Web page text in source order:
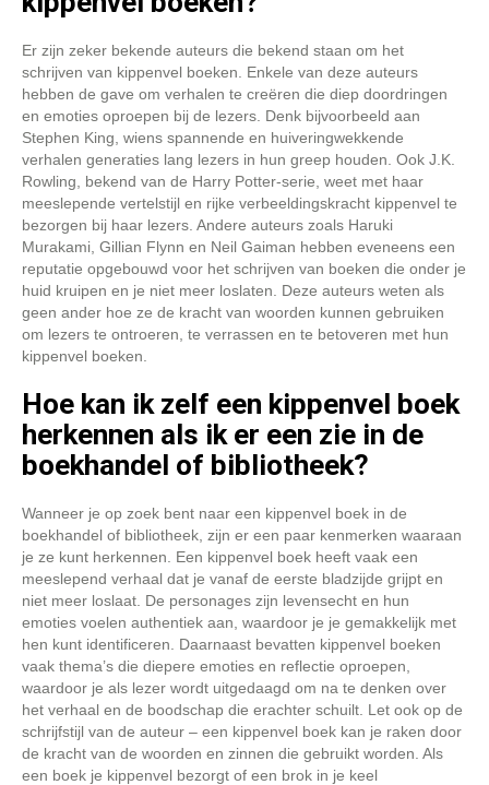
Er zijn zeker bekende auteurs die bekend staan om het
schrijven van kippenvel boeken. Enkele van deze auteurs
hebben de gave om verhalen te creëren die diep doordringen
en emoties oproepen bij de lezers. Denk bijvoorbeeld aan
Stephen King, wiens spannende en huiveringwekkende
verhalen generaties lang lezers in hun greep houden. Ook J.K.
Rowling, bekend van de Harry Potter-serie, weet met haar
meeslepende vertelstijl en rijke verbeeldingskracht kippenvel te
bezorgen bij haar lezers. Andere auteurs zoals Haruki
Murakami, Gillian Flynn en Neil Gaiman hebben eveneens een
reputatie opgebouwd voor het schrijven van boeken die onder je
huid kruipen en je niet meer loslaten. Deze auteurs weten als
geen ander hoe ze de kracht van woorden kunnen gebruiken
om lezers te ontroeren, te verrassen en te betoveren met hun
kippenvel boeken.
Hoe kan ik zelf een kippenvel boek
herkennen als ik er een zie in de
boekhandel of bibliotheek?
Wanneer je op zoek bent naar een kippenvel boek in de
boekhandel of bibliotheek, zijn er een paar kenmerken waaraan
je ze kunt herkennen. Een kippenvel boek heeft vaak een
meeslepend verhaal dat je vanaf de eerste bladzijde grijpt en
niet meer loslaat. De personages zijn levensecht en hun
emoties voelen authentiek aan, waardoor je je gemakkelijk met
hen kunt identificeren. Daarnaast bevatten kippenvel boeken
vaak thema’s die diepere emoties en reflectie oproepen,
waardoor je als lezer wordt uitgedaagd om na te denken over
het verhaal en de boodschap die erachter schuilt. Let ook op de
schrijfstijl van de auteur – een kippenvel boek kan je raken door
de kracht van de woorden en zinnen die gebruikt worden. Als
een boek je kippenvel bezorgt of een brok in je keel